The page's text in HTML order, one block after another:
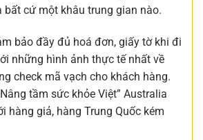
bất cứ một khâu trung gian nào.
bảo đầy đủ hoá đơn, giấy tờ khi đi
những hình ảnh thực tế nhất về
check mã vạch cho khách hàng.
tầm sức khỏe Việt” Australia
hàng giả, hàng Trung Quốc kém